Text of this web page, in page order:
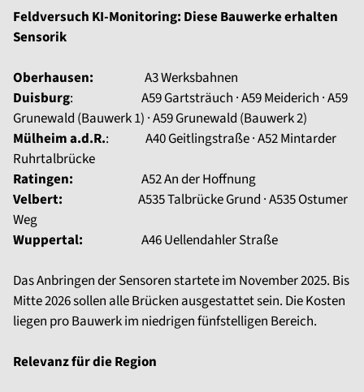
Feldversuch KI-Monitoring: Diese Bauwerke erhalten
Sensorik
Oberhausen: A3 Werksbahnen
Duisburg: A59 Gartsträuch · A59 Meiderich · A59
Grunewald (Bauwerk 1) · A59 Grunewald (Bauwerk 2)
Mülheim a.d.R.: A40 Geitlingstraße · A52 Mintarder
Ruhrtalbrücke
Ratingen: A52 An der Hoffnung
Velbert: A535 Talbrücke Grund · A535 Ostumer
Weg
Wuppertal: A46 Uellendahler Straße
Das Anbringen der Sensoren startete im November 2025. Bis
Mitte 2026 sollen alle Brücken ausgestattet sein. Die Kosten
liegen pro Bauwerk im niedrigen fünfstelligen Bereich.
Relevanz für die Region